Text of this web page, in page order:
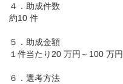
４．助成件数
約10 件
５．助成金額
１件当たり20 万円～100 万円
６．選考方法